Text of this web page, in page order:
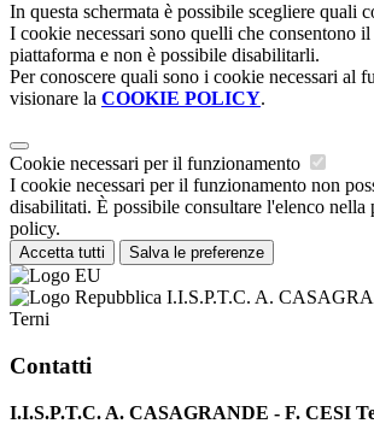
In questa schermata è possibile scegliere quali
I cookie necessari sono quelli che consentono
piattaforma e non è possibile disabilitarli.
Per conoscere quali sono i cookie necessari al
visionare la COOKIE POLICY.
Cookie necessari per il funzionamento
I cookie necessari per il funzionamento non
disabilitati. È possibile consultare l'elenco nella
policy.
Accetta tutti Salva le preferenze
I.I.S.P.T.C. A.
Terni
Contatti
I.I.S.P.T.C. A. CASAGRANDE - F. CESI